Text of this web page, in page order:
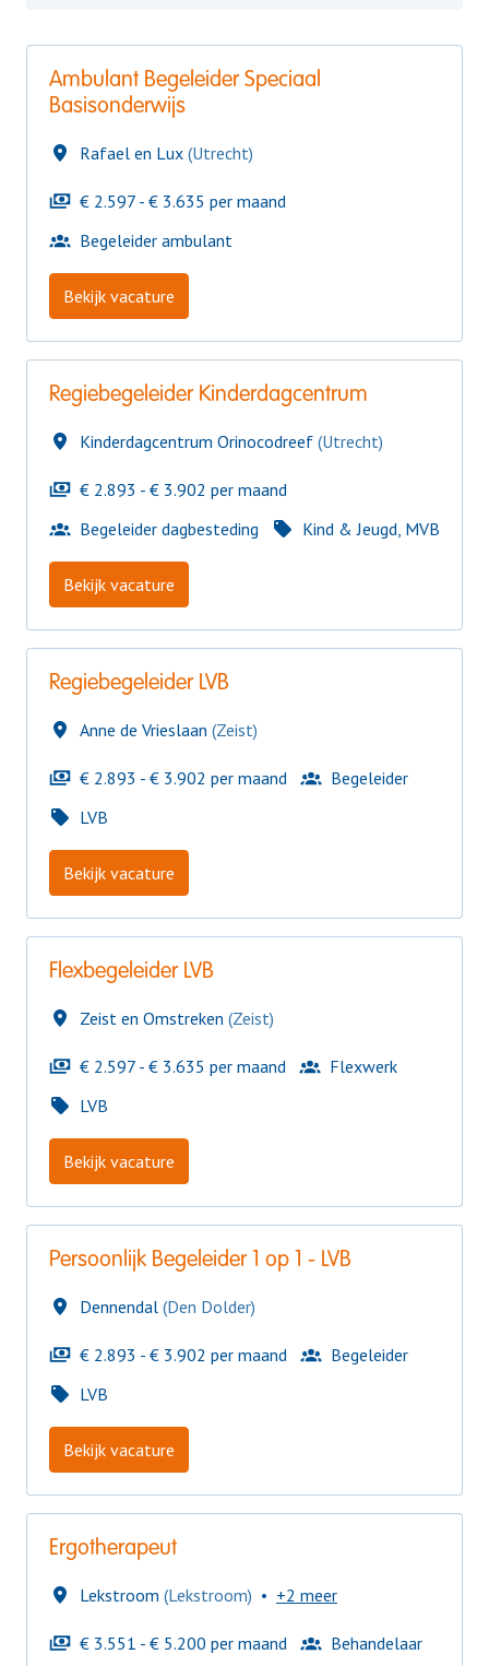
Ambulant Begeleider Speciaal
Basisonderwijs
Rafael en Lux (Utrecht)
€ 2.597 - € 3.635 per maand
Begeleider ambulant
Bekijk vacature
Regiebegeleider Kinderdagcentrum
Kinderdagcentrum Orinocodreef (Utrecht)
€ 2.893 - € 3.902 per maand
Begeleider dagbesteding
Kind & Jeugd, MVB
Bekijk vacature
Regiebegeleider LVB
Anne de Vrieslaan (Zeist)
€ 2.893 - € 3.902 per maand
Begeleider
LVB
Bekijk vacature
Flexbegeleider LVB
Zeist en Omstreken (Zeist)
€ 2.597 - € 3.635 per maand
Flexwerk
LVB
Bekijk vacature
Persoonlijk Begeleider 1 op 1 - LVB
Dennendal (Den Dolder)
€ 2.893 - € 3.902 per maand
Begeleider
LVB
Bekijk vacature
Ergotherapeut
Lekstroom (Lekstroom) • +2 meer
€ 3.551 - € 5.200 per maand
Behandelaar